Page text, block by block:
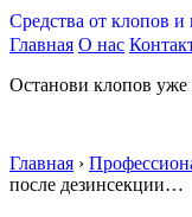
Средства от клопов и
Главная О нас
Останови клопов уже
Главная ›
после дезинсекции…